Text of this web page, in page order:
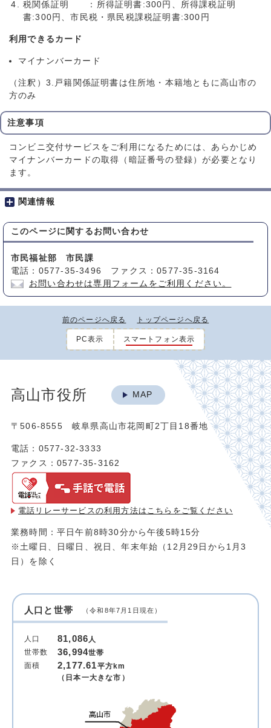
税関係証明 ：所得証明書:300円、所得課税証明
書:300円、市民税・県民税課税証明書:300円
利用できるカード
マイナンバーカード
（注釈）3.戸籍関係証明書は住所地・本籍地ともに高山市の
方のみ
注意事項
コンビニ交付サービスをご利用になるためには、あらかじめ
マイナンバーカードの取得（暗証番号の登録）が必要となり
ます。
関連情報
このページに関する お問い合わせ
市民福祉部 市民課
電話：0577-35-3496 ファクス：0577-35-3164
お問い合わせは専用フォームをご利用ください。
前のページへ戻る トップページへ戻る
PC表示 スマートフォン表示
高山市役所 MAP
〒506-8555 岐阜県高山市花岡町2丁目18番地
電話：0577-32-3333
ファクス：0577-35-3162
電話リレーサービスの利用方法は こちらをご覧ください
業務時間：平日午前8時30分から午後5時15分
※土曜日、日曜日、祝日、年末年始（12月29日から1月3
日）を除く
人口と世帯 （令和8年7月1日現在）
人口 81,086人
世帯数
36,994世帯
面積
2,177.61平方km
（日本一大きな市）